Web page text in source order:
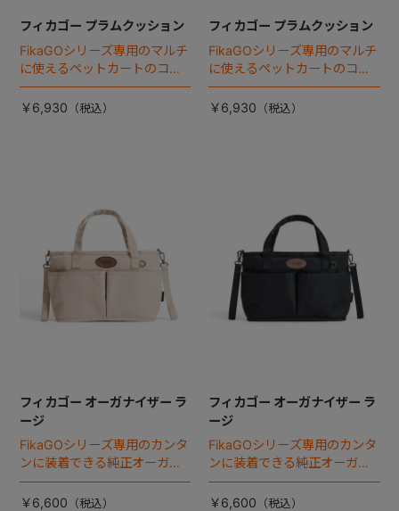
フィカゴー プラムクッション
FikaGOシリーズ専用のマルチ
に使えるペットカートのコー
ナークッション登場。
￥6,930
フィカゴー プラムクッション
FikaGOシリーズ専用のマルチ
に使えるペットカートのコー
ナークッション登場。
￥6,930
フィカゴー オーガナイザー ラ
ージ
FikaGOシリーズ専用のカンタ
ンに装着できる純正オーガナ
イザー。
￥6,600
フィカゴー オーガナイザー ラ
ージ
FikaGOシリーズ専用のカンタ
ンに装着できる純正オーガナ
イザー。
￥6,600